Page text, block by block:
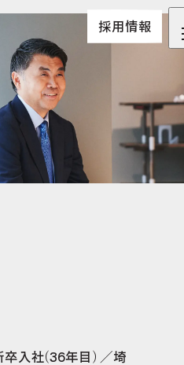
採用情報
卒入社(36年目)
埼